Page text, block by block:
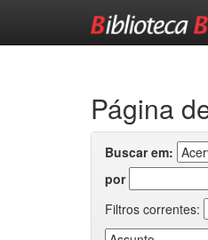
Página
Buscar em:
por
Filtros correntes: